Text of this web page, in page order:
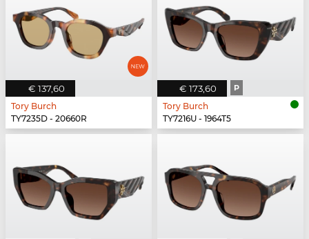
€ 137,60
Tory Burch
TY7235D - 20660R
€ 173,60 P
Tory Burch
TY7216U - 1964T5